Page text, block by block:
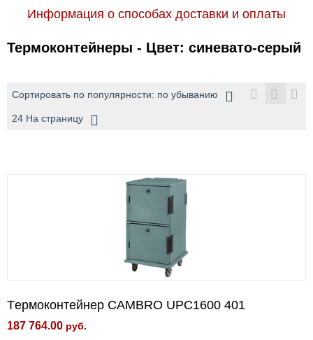
Информация о способах доставки и оплаты
Термоконтейнеры - Цвет: синевато-серый
Сортировать по популярности: по убыванию
24 На страницу
Tермоконтейнер CAMBRO UPC1600 401
187 764.00 руб.